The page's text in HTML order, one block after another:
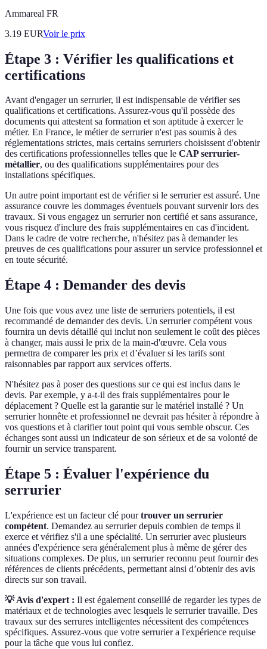
Ammareal FR
3.19 EURVoir le prix
Étape 3 : Vérifier les qualifications et
certifications
Avant d'engager un serrurier, il est indispensable de vérifier ses
qualifications et certifications. Assurez-vous qu'il possède des
documents qui attestent sa formation et son aptitude à exercer le
métier. En France, le métier de serrurier n'est pas soumis à des
réglementations strictes, mais certains serruriers choisissent d'obtenir
des certifications professionnelles telles que le CAP serrurier-
métallier, ou des qualifications supplémentaires pour des
installations spécifiques.
Un autre point important est de vérifier si le serrurier est assuré. Une
assurance couvre les dommages éventuels pouvant survenir lors des
travaux. Si vous engagez un serrurier non certifié et sans assurance,
vous risquez d'inclure des frais supplémentaires en cas d'incident.
Dans le cadre de votre recherche, n'hésitez pas à demander les
preuves de ces qualifications pour assurer un service professionnel et
en toute sécurité.
Étape 4 : Demander des devis
Une fois que vous avez une liste de serruriers potentiels, il est
recommandé de demander des devis. Un serrurier compétent vous
fournira un devis détaillé qui inclut non seulement le coût des pièces
à changer, mais aussi le prix de la main-d'œuvre. Cela vous
permettra de comparer les prix et d’évaluer si les tarifs sont
raisonnables par rapport aux services offerts.
N'hésitez pas à poser des questions sur ce qui est inclus dans le
devis. Par exemple, y a-t-il des frais supplémentaires pour le
déplacement ? Quelle est la garantie sur le matériel installé ? Un
serrurier honnête et professionnel ne devrait pas hésiter à répondre à
vos questions et à clarifier tout point qui vous semble obscur. Ces
échanges sont aussi un indicateur de son sérieux et de sa volonté de
fournir un service transparent.
Étape 5 : Évaluer l'expérience du
serrurier
L'expérience est un facteur clé pourtrouver un serrurier
compétent. Demandez au serrurier depuis combien de temps il
exerce et vérifiez s'il a une spécialité. Un serrurier avec plusieurs
années d'expérience sera généralement plus à même de gérer des
situations complexes. De plus, un serrurier reconnu peut fournir des
références de clients précédents, permettant ainsi d’obtenir des avis
directs sur son travail.
💡 Avis d'expert : Il est également conseillé de regarder les types de
matériaux et de technologies avec lesquels le serrurier travaille. Des
travaux sur des serrures intelligentes nécessitent des compétences
spécifiques. Assurez-vous que votre serrurier a l'expérience requise
pour la tâche que vous lui confiez.